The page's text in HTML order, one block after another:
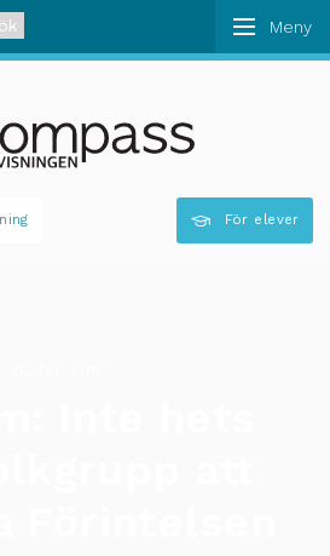
av resultat är
För elever